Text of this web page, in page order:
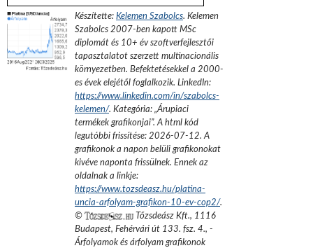
Készítette: Kelemen Szabolcs. Kelemen
Szabolcs 2007-ben kapott MSc
diplomát és 10+ év szoftverfejlesztői
tapasztalatot szerzett multinacionális
környezetben. Befektetésekkel a 2000-
es évek elejétől foglalkozik. LinkedIn:
https://www.linkedin.com/in/szabolcs-
kelemen/. Kategória: „Árupiaci
termékek grafikonjai”.A html kód
legutóbbi frissítése: 2026-07-12. A
grafikonok a napon belüli grafikonokat
kivéve naponta frissülnek. Ennek az
oldalnak a linkje:
https://www.tozsdeasz.hu/platina-
uncia-arfolyam-grafikon-10-ev-cop2/.
©
Tőzsdeász Kft., 1116
Budapest, Fehérvári út 133. fsz. 4., -
Árfolyamok és árfolyam grafikonok